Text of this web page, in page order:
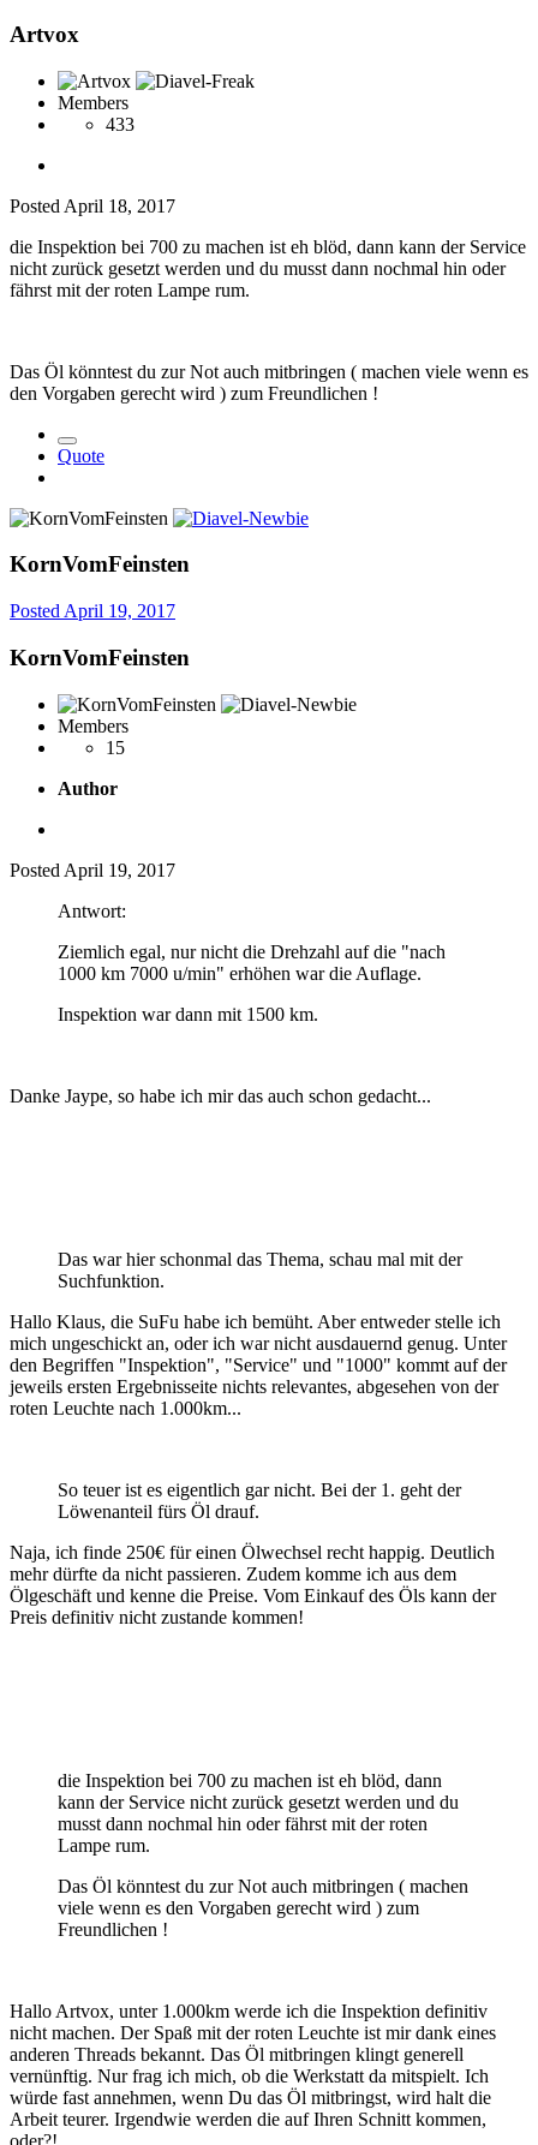
Artvox
Members
433
Posted April 18, 2017
die Inspektion bei 700 zu machen ist eh blöd, dann kann der Service
nicht zurück gesetzt werden und du musst dann nochmal hin oder
fährst mit der roten Lampe rum.
Das Öl könntest du zur Not auch mitbringen ( machen viele wenn es
den Vorgaben gerecht wird ) zum Freundlichen !
Quote
KornVomFeinsten
Posted April 19, 2017
KornVomFeinsten
Members
15
Author
Posted April 19, 2017
Antwort:
Ziemlich egal, nur nicht die Drehzahl auf die "nach
1000 km 7000 u/min" erhöhen war die Auflage.
Inspektion war dann mit 1500 km.
Danke Jaype, so habe ich mir das auch schon gedacht...
Das war hier schonmal das Thema, schau mal mit der
Suchfunktion.
Hallo Klaus, die SuFu habe ich bemüht. Aber entweder stelle ich
mich ungeschickt an, oder ich war nicht ausdauernd genug. Unter
den Begriffen "Inspektion", "Service" und "1000" kommt auf der
jeweils ersten Ergebnisseite nichts relevantes, abgesehen von der
roten Leuchte nach 1.000km...
So teuer ist es eigentlich gar nicht. Bei der 1. geht der
Löwenanteil fürs Öl drauf.
Naja, ich finde 250€ für einen Ölwechsel recht happig. Deutlich
mehr dürfte da nicht passieren. Zudem komme ich aus dem
Ölgeschäft und kenne die Preise. Vom Einkauf des Öls kann der
Preis definitiv nicht zustande kommen!
die Inspektion bei 700 zu machen ist eh blöd, dann
kann der Service nicht zurück gesetzt werden und du
musst dann nochmal hin oder fährst mit der roten
Lampe rum.
Das Öl könntest du zur Not auch mitbringen ( machen
viele wenn es den Vorgaben gerecht wird ) zum
Freundlichen !
Hallo Artvox, unter 1.000km werde ich die Inspektion definitiv
nicht machen. Der Spaß mit der roten Leuchte ist mir dank eines
anderen Threads bekannt. Das Öl mitbringen klingt generell
vernünftig. Nur frag ich mich, ob die Werkstatt da mitspielt. Ich
würde fast annehmen, wenn Du das Öl mitbringst, wird halt die
Arbeit teurer. Irgendwie werden die auf Ihren Schnitt kommen,
oder?!